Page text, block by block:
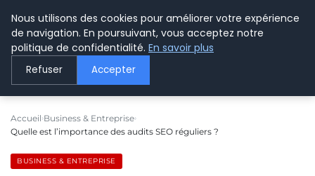
LE WEBMARKETING
Accueil Business & Entreprise
Quelle est l’importance des audits SEO réguliers ?
BUSINESS & ENTREPRISE
Nous utilisons des cookies pour améliorer votre expérience
de navigation. En poursuivant, vous acceptez notre
politique de confidentialité. En savoir plus
Refuser Accepter